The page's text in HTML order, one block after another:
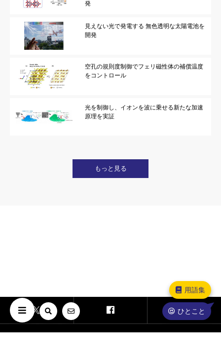
用語集
ひとこと
発
見えない光で発電する 無色透明な太陽電池を
開発
空孔の規則度制御でフェリ磁性体の補償温度
をコントロール
光を制御し、イオンを波に乗せる新たな加速
原理を実証
もっと見る